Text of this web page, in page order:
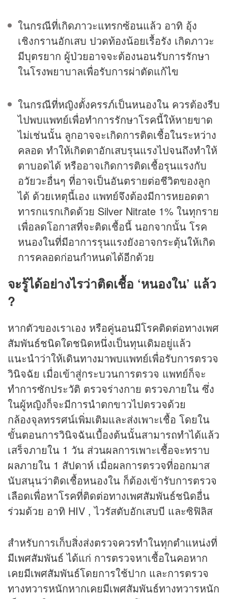
ในกรณีที่เกิดภาวะแทรกซ้อนแล้ว อาทิ อุ้ง
เชิงกรานอักเสบ ปวดท้องน้อยเรื้อรัง เกิดภาวะ
มีบุตรยาก ผู้ป่วยอาจจะต้องนอนรับการรักษา
ในโรงพยาบาลเพื่อรับการผ่าตัดแก้ไข
ในกรณีที่หญิงตั้งครรภ์เป็นหนองใน ควรต้องรีบ
ไปพบแพทย์เพื่อทำการรักษาโรคนี้ให้หายขาด
ไม่เช่นนั้น ลูกอาจจะเกิดการติดเชื้อในระหว่าง
คลอด ทำให้เกิดตาอักเสบรุนแรงไปจนถึงทำให้
ตาบอดได้ หรืออาจเกิดการติดเชื้อรุนแรงกับ
อวัยวะอื่นๆ ที่อาจเป็นอันตรายต่อชีวิตของลูก
ได้ ด้วยเหตุนี้เอง แพทย์จึงต้องมีการหยอดตา
ทารกแรกเกิดด้วย Silver Nitrate 1% ในทุกราย
เพื่อลดโอกาสที่จะติดเชื้อนี้ นอกจากนั้น โรค
หนองในที่มีอาการรุนแรงยังอาจกระตุ้นให้เกิด
การคลอดก่อนกำหนดได้อีกด้วย
จะรู้ได้อย่างไรว่าติดเชื้อ ‘หนองใน’ แล้ว
?
หากตัวของเราเอง หรือคู่นอนมีโรคติดต่อทางเพศ
สัมพันธ์ชนิดใดชนิดหนึ่งเป็นทุนเดิมอยู่แล้ว
แนะนำว่าให้เดินทางมาพบแพทย์เพื่อรับการตรวจ
วินิจฉัย เมื่อเข้าสู่กระบวนการตรวจ แพทย์ก็จะ
ทำการซักประวัติ ตรวจร่างกาย ตรวจภายใน ซึ่ง
ในผู้หญิงก็จะมีการนำตกขาวไปตรวจด้วย
กล้องจุลทรรศน์เพิ่มเติมและส่งเพาะเชื้อ โดยใน
ขั้นตอนการวินิจฉันเบื้องต้นนั้นสามารถทำได้แล้ว
เสร็จภายใน 1 วัน ส่วนผลการเพาะเชื้อจะทราบ
ผลภายใน 1 สัปดาห์ เมื่อผลการตรวจที่ออกมาส
นับสนุนว่าติดเชื้อหนองใน ก็ต้องเข้ารับการตรวจ
เลือดเพื่อหาโรคที่ติดต่อทางเพศสัมพันธ์ชนิดอื่น
ร่วมด้วย อาทิ HIV , ไวรัสตับอักเสบบี และซิฟิลิส
สำหรับการเก็บสิ่งส่งตรวจควรทำในทุกตำแหน่งที่
มีเพศสัมพันธ์ ได้แก่ การตรวจหาเชื้อในคอหาก
เคยมีเพศสัมพันธ์โดยการใช้ปาก และการตรวจ
ทางทวารหนักหากเคยมีเพศสัมพันธ์ทางทวารหนัก